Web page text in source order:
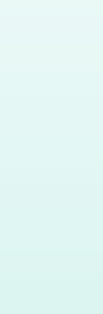
氣あず未）さんが
ニメ「ソウナンで
AnimeJapan2019
ソウナンですか？